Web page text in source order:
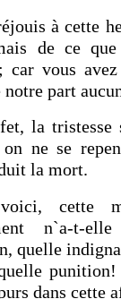
à cette
de ce
car vous
part
la tristesse
ne se
la mort.
cette
n`a-t-
quelle
punition!
dans cette